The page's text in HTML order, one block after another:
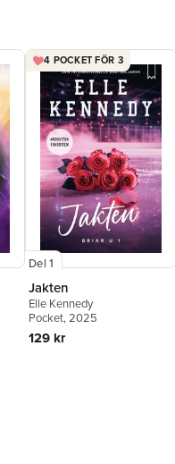
4 POCKET FÖR 3
Del 1
Jakten
Elle Kennedy
Pocket, 2025
129 kr